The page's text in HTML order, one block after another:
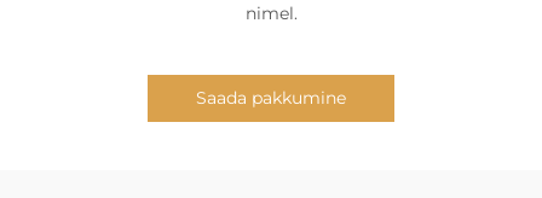
nimel.
Saada pakkumine